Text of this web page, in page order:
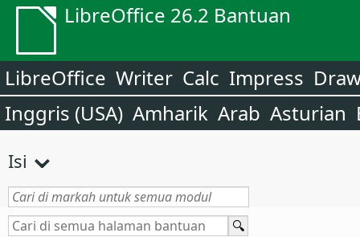
LibreOffice 26.2 Bantuan
LibreOffice Writer Calc Impress
Inggris (USA) Amharik Arab Asturian
Isi